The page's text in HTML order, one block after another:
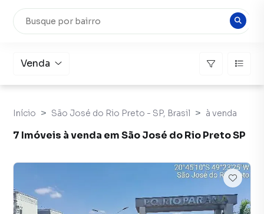
Venda
Início São José do Rio Preto - SP, Brasil à venda
7 Imóveis à venda em São José do Rio Preto SP